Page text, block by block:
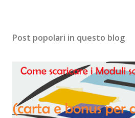
m
Post popolari in questo blog